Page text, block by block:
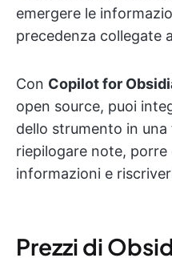
emergere le
precedenza collegate
Con Copilot for
open source, puoi
dello strumento in
riepilogare note,
informazioni e
Prezzi di